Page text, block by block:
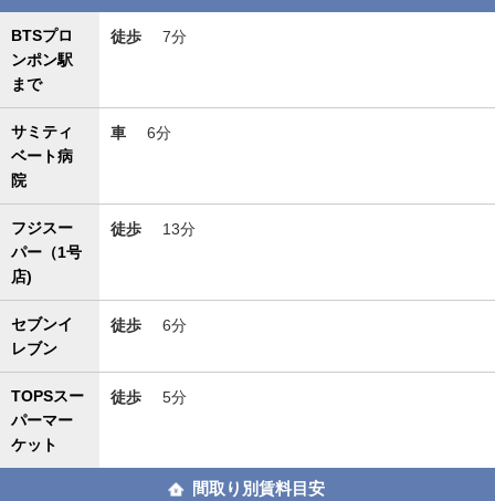
BTSプロ
ンポン駅
まで
徒歩 7分
サミティ
ベート病
院
車 6分
フジスー
パー（1号
店)
徒歩 13分
セブンイ
レブン
徒歩 6分
TOPSスー
パーマー
ケット
徒歩 5分
間取り別賃料目安